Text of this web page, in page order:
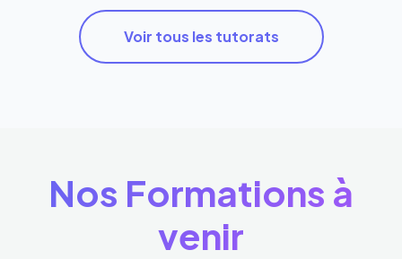
Voir tous les tutorats
Nos Formations à
venir